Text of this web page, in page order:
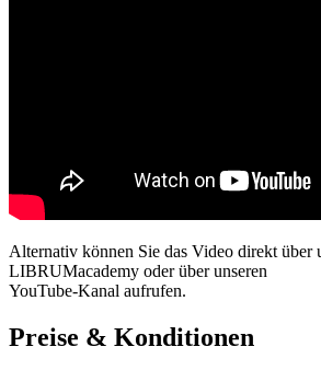
Alternativ können Sie das Video direkt über
LIBRUMacademy oder über unseren
YouTube-Kanal aufrufen.
Preise & Konditionen